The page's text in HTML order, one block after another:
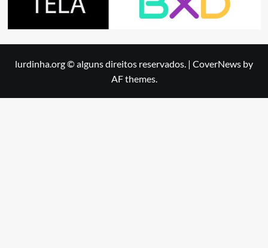
lurdinha.org © alguns direitos reservados. | CoverNews by
AF themes.